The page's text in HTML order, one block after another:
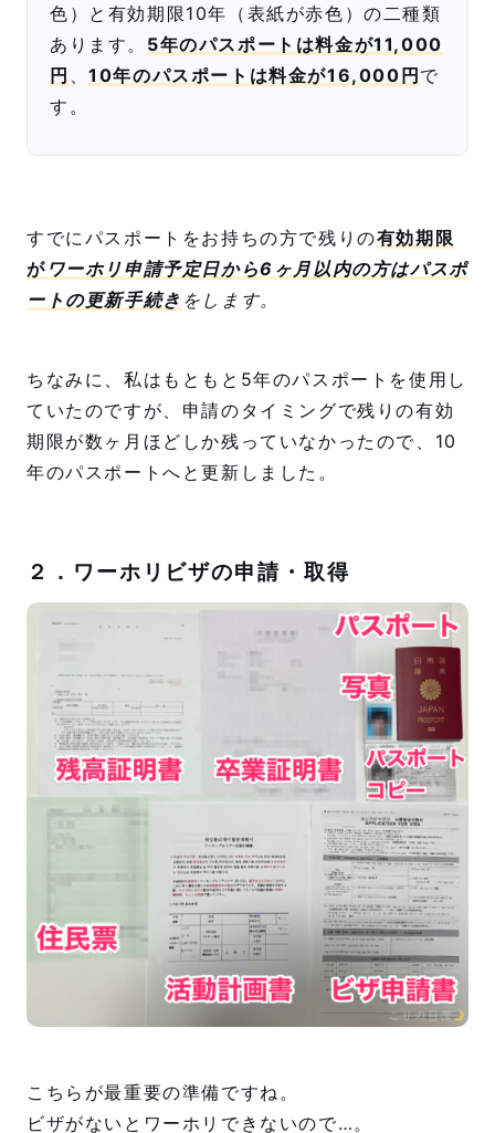
色）と有効期限10年（表紙が赤色）の二種類
あります。 5年のパスポートは料金が11,000
円
、10年のパスポートは料金が16,000円で
す。
すでにパスポートをお持ちの方で残りの有効期限
が ワーホリ申請予定日から6ヶ月以内の方はパスポ
ートの更新手続き をします。
ちなみに、私はもともと5年のパスポートを使用し
ていたのですが、申請のタイミングで残りの有効
期限が数ヶ月ほどしか残っていなかったので、10
年のパスポートへと更新しました。
２．ワーホリビザの申請・取得
こちらが最重要の準備ですね。
ビザがないとワーホリできないので…。